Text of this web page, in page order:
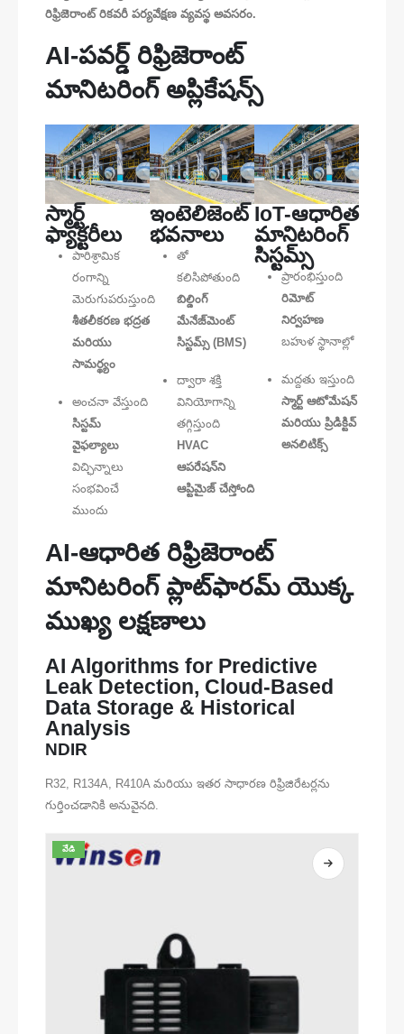
రిఫ్రిజెరాంట్ రికవరీ పర్యవేక్షణ వ్యవస్థ అవసరం.
AI-పవర్డ్ రిఫ్రిజెరాంట్
మానిటరింగ్ అప్లికేషన్స్
స్మార్ట్
ఫ్యాక్టరీలు
పారిశ్రామిక
రంగాన్ని
మెరుగుపరుస్తుంది
శీతలీకరణ భద్రత
మరియు
సామర్థ్యం
అంచనా వేస్తుంది
సిస్టమ్
వైఫల్యాలు
విచ్ఛిన్నాలు
సంభవించే
ముందు
ఇంటెలిజెంట్
భవనాలు
తో
కలిసిపోతుంది
బిల్డింగ్
మేనేజ్‌మెంట్
సిస్టమ్స్ (BMS)
ద్వారా శక్తి
వినియోగాన్ని
తగ్గిస్తుంది
HVAC
ఆపరేషన్‌ని
ఆప్టిమైజ్ చేస్తోంది
IoT-ఆధారిత
మానిటరింగ్
సిస్టమ్స్
ప్రారంభిస్తుంది
రిమోట్
నిర్వహణ
బహుళ స్థానాల్లో
మద్దతు ఇస్తుంది
స్మార్ట్ ఆటోమేషన్
మరియు ప్రిడిక్టివ్
అనలిటిక్స్
AI-ఆధారిత రిఫ్రిజెరాంట్
మానిటరింగ్ ప్లాట్‌ఫారమ్ యొక్క
ముఖ్య లక్షణాలు
AI Algorithms for Predictive
Leak Detection, Cloud-Based
Data Storage & Historical
Analysis
NDIR
R32, R134A, R410A మరియు ఇతర సాధారణ రిఫ్రిజిరేటర్లను
గుర్తించడానికి అనువైనది.
వేడి